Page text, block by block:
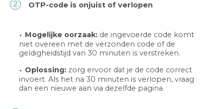
OTP-code is onjuist of verlopen
Mogelijke oorzaak: de ingevoerde code komt
niet overeen met de verzonden code of de
geldigheidstijd van 30 minuten is verstreken.
Oplossing: zorg ervoor dat je de code correct
invoert. Als het na 30 minuten is verlopen, vraag
dan een nieuwe aan via dezelfde pagina.